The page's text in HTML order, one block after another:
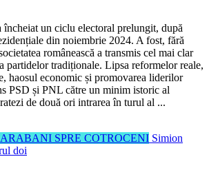
un ciclu electoral prelungit, după
din noiembrie 2024. A fost, fără
românească a transmis cel mai clar
partidelor tradiționale. Lipsa reformelor reale,
haosul economic și promovarea liderilor
PSD și PNL către un minim istoric al
de două ori intrarea în turul al ...
SPRE COTROCENI Simion
doi